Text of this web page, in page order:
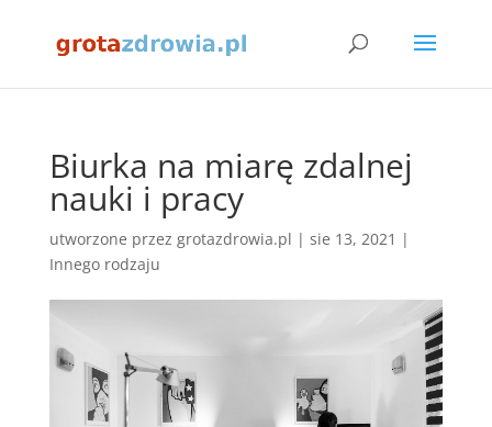
Biurka na miarę zdalnej
nauki i pracy
utworzone przez grotazdrowia.pl | sie 13, 2021 |
Innego rodzaju